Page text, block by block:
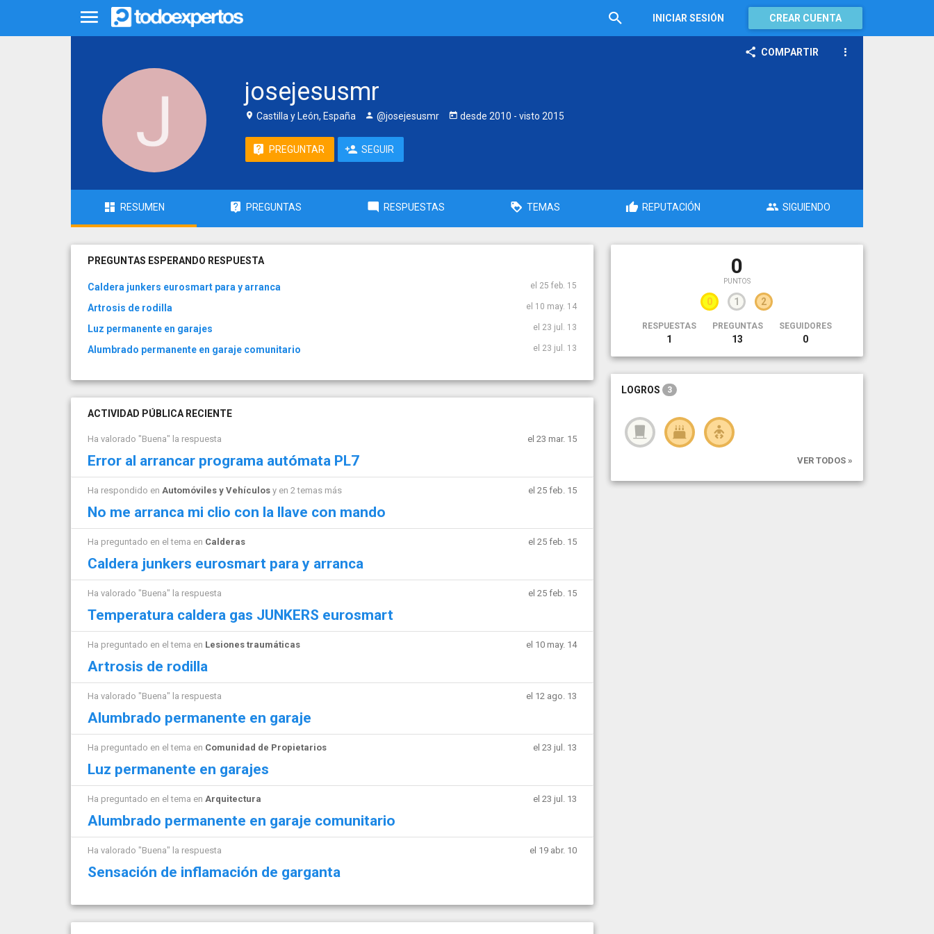
INICIAR SESIÓN CREAR CUENTA
COMPARTIR
josejesusmr
Castilla y León, España @josejesusmr desde 2010 - visto 2015
PREGUNTAR SEGUIR
RESUMEN PREGUNTAS RESPUESTAS TEMAS REPUTACIÓN SIGUIENDO
PREGUNTAS ESPERANDO RESPUESTA
Caldera junkers eurosmart para y arranca el 25 feb. 15
Artrosis de rodilla el 10 may. 14
Luz permanente en garajes el 23 jul. 13
Alumbrado permanente en garaje comunitario el 23 jul. 13
ACTIVIDAD PÚBLICA RECIENTE
Ha valorado "Buena" la respuesta el 23 mar. 15
Error al arrancar programa autómata PL7
Ha respondido en Automóviles y Vehículos y en 2 temas más el 25 feb. 15
No me arranca mi clio con la llave con mando
Ha preguntado en el tema en Calderas el 25 feb. 15
Caldera junkers eurosmart para y arranca
Ha valorado "Buena" la respuesta el 25 feb. 15
Temperatura caldera gas JUNKERS eurosmart
Ha preguntado en el tema en Lesiones traumáticas el 10 may. 14
Artrosis de rodilla
Ha valorado "Buena" la respuesta el 12 ago. 13
Alumbrado permanente en garaje
Ha preguntado en el tema en Comunidad de Propietarios el 23 jul. 13
Luz permanente en garajes
Ha preguntado en el tema en Arquitectura el 23 jul. 13
Alumbrado permanente en garaje comunitario
Ha valorado "Buena" la respuesta el 19 abr. 10
Sensación de inflamación de garganta
0
PUNTOS
0 1 2
RESPUESTAS
1
PREGUNTAS
13
SEGUIDORES
0
LOGROS 3
VER TODOS »